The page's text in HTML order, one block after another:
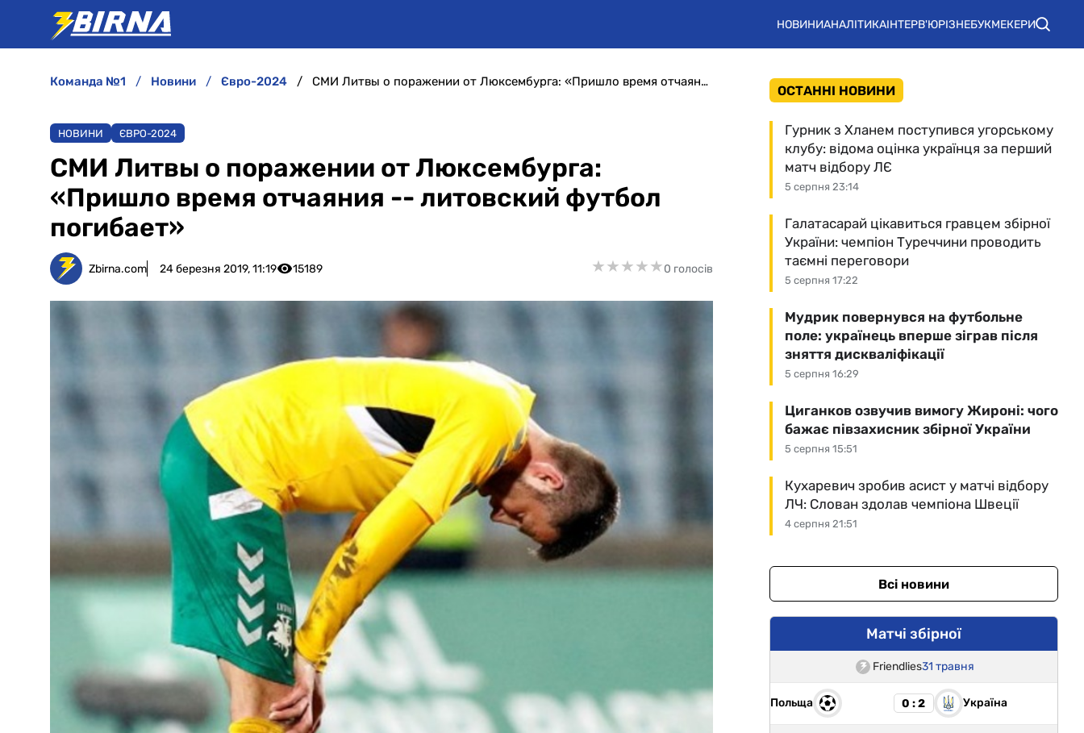
НОВИНИАНАЛІТИКАІНТЕРВ'ЮРІЗНЕБУКМЕКЕРИ
команда №1 новини євро-2024 СМИ Литвы о поражении от Люксембурга: «Пришло время отчаяния -- литовский футбол погибает»
НОВИНИ ЄВРО-2024
СМИ Литвы о поражении от Люксембурга:
«Пришло время отчаяния -- литовский футбол
погибает»
Zbirna.com 24 березня 2019, 11:19 15189 ★★★★★
★★★★★0 голосів
ОСТАННІ НОВИНИ
5 серпня 23:14
Гурник з Хланем поступився угорському
клубу: відома оцінка українця за перший
матч відбору ЛЄ
5 серпня 17:22
Галатасарай цікавиться гравцем збірної
України: чемпіон Туреччини проводить
таємні переговори
5 серпня 16:29
Мудрик повернувся на футбольне
поле: українець вперше зіграв після
зняття дискваліфікації
5 серпня 15:51
Циганков озвучив вимогу Жироні: чого
бажає півзахисник збірної України
4 серпня 21:51
Кухаревич зробив асист у матчі відбору
ЛЧ: Слован здолав чемпіона Швеції
Всі новини
Матчі збірної
Friendlies31 травня
Польща 0 : 2 Україна